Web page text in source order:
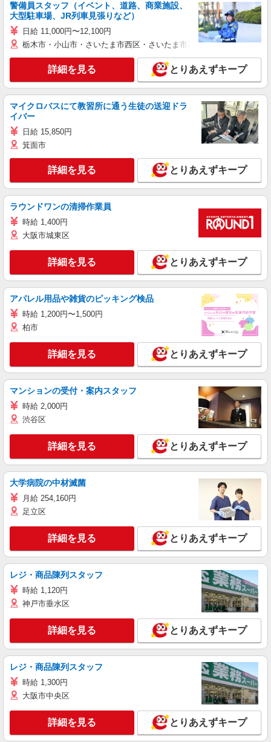
警備員スタッフ（イベント、道路、商業施設、
大型駐車場、JR列車見張りなど）
日給 11,000円〜12,100円
栃木市・小山市・さいたま市西区・さいたま市岩槻区・久喜市・蓮田
詳細を見る とりあえずキープ
マイクロバスにて教習所に通う生徒の送迎ドラ
イバー
日給 15,850円
箕面市
詳細を見る とりあえずキープ
ラウンドワンの清掃作業員
時給 1,400円
大阪市城東区
詳細を見る とりあえずキープ
アパレル用品や雑貨のピッキング検品
時給 1,200円〜1,500円
柏市
詳細を見る とりあえずキープ
マンションの受付・案内スタッフ
時給 2,000円
渋谷区
詳細を見る とりあえずキープ
大学病院の中材滅菌
月給 254,160円
足立区
詳細を見る とりあえずキープ
レジ・商品陳列スタッフ
時給 1,120円
神戸市垂水区
詳細を見る とりあえずキープ
レジ・商品陳列スタッフ
時給 1,300円
大阪市中央区
詳細を見る とりあえずキープ